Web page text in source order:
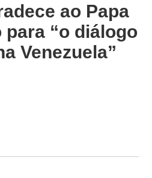
ao Papa
“o diálogo
Venezuela”